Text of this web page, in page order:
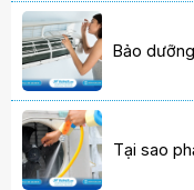
Bảo
Tại sao